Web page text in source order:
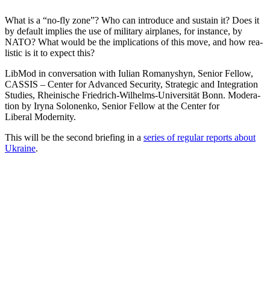
What is a “no-fly zone”? Who can intro­duce and sustain it? Does it
by default implies the use of mili­tary air­planes, for ins­tance, by
NATO? What would be the impli­ca­ti­ons of this move, and how rea­
li­stic is it to expect this?
LibMod in con­ver­sa­tion with Iulian Roma­nyshyn, Senior Fellow,
CASSIS – Center for Advan­ced Secu­rity, Stra­te­gic and Inte­gra­tion
Studies, Rhei­ni­sche Fried­rich-Wil­helms-Uni­ver­si­tät Bonn. Mode­ra­
tion by Iryna Solo­nenko, Senior Fellow at the Center for
Liberal Modernity.
This will be the second brie­fing in a series of regular reports about
Ukraine.